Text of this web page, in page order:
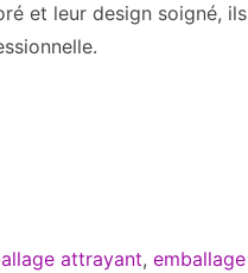
et leur design soigné, ils
attrayant, emballage